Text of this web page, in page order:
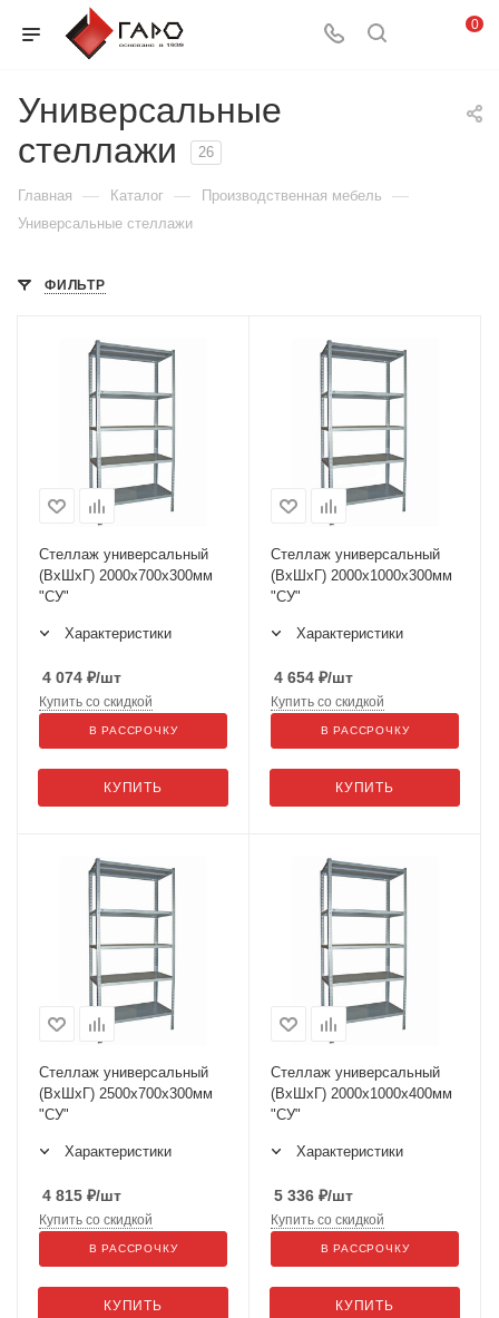
0
Универсальные
стеллажи
26
Главная — Каталог — Производственная мебель —
Универсальные стеллажи
ФИЛЬТР
Стеллаж универсальный
(ВхШхГ) 2000х700х300мм
"СУ"
Характеристики
4 074 ₽/шт
КУПИТЬ
Купить со скидкой
В РАССРОЧКУ
Стеллаж универсальный
(ВхШхГ) 2000х1000х300мм
"СУ"
Характеристики
4 654 ₽/шт
КУПИТЬ
Купить со скидкой
В РАССРОЧКУ
Стеллаж универсальный
(ВхШхГ) 2500х700х300мм
"СУ"
Характеристики
4 815 ₽/шт
КУПИТЬ
Купить со скидкой
В РАССРОЧКУ
Стеллаж универсальный
(ВхШхГ) 2000х1000х400мм
"СУ"
Характеристики
5 336 ₽/шт
КУПИТЬ
Купить со скидкой
В РАССРОЧКУ